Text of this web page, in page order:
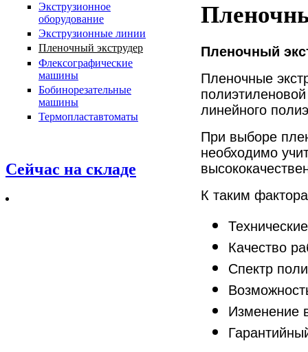
Экструзионное
оборудование
Экструзионные линии
Пленочный экструдер
Флексографические
машины
Бобинорезательные
машины
Термопластавтоматы
Сейчас на складе
Пленочный
Пленочные
линейного
При выборе
необходимо
К таким
Качество
Спектр
Изменение